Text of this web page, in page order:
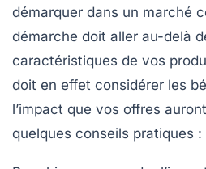
démarquer dans un marché
démarche doit aller au-delà
caractéristiques de vos
doit en effet considérer les
l’impact que vos offres
quelques conseils pratiques :